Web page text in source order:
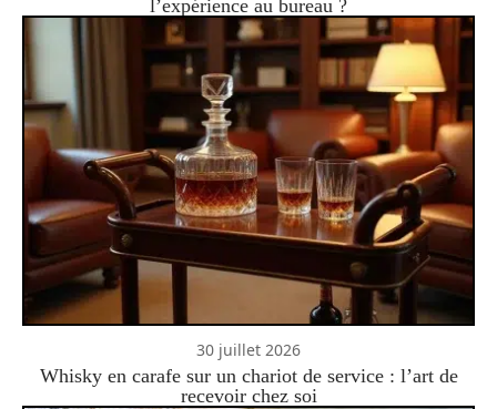
l’expérience au bureau ?
30 juillet 2026
Whisky en carafe sur un chariot de service : l’art de
recevoir chez soi